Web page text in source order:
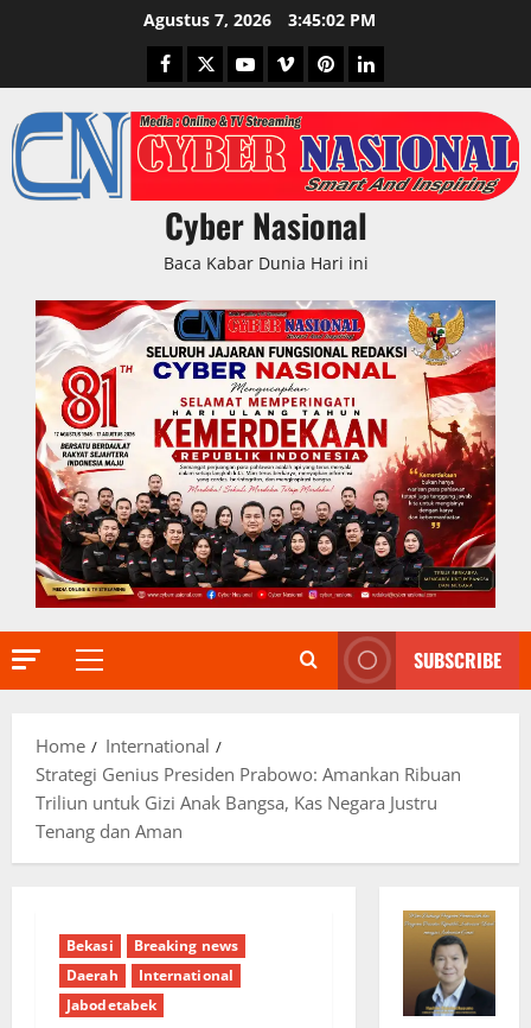
Agustus 7, 2026 3:45:03 PM
Facebook
TwitterYoutubeVimeoPinterestLinkedIn
Cyber Nasional
Baca Kabar Dunia Hari ini
Primary
SUBSCRIBE
Home
International
Strategi Genius Presiden Prabowo: Amankan Ribuan
Triliun untuk Gizi Anak Bangsa, Kas Negara Justru
Tenang dan Aman
Bekasi
Breaking news
Daerah
International
Jabodetabek